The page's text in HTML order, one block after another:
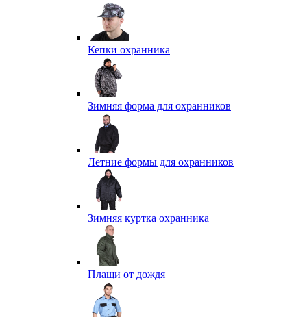
Кепки охранника
Зимняя форма для охранников
Летние формы для охранников
Зимняя куртка охранника
Плащи от дождя